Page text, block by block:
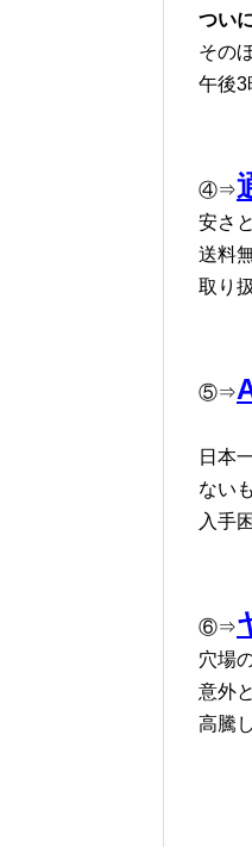
つい
その
午後3
④⇒
安さ
送料
取り
⑤⇒
日本
ない
入手
⑥⇒
穴場
意外
高騰